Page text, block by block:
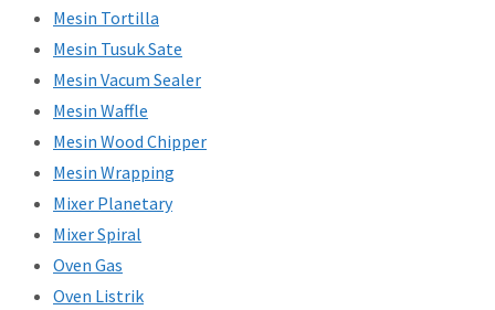
Mesin Tortilla
Mesin Tusuk Sate
Mesin Vacum Sealer
Mesin Waffle
Mesin Wood Chipper
Mesin Wrapping
Mixer Planetary
Mixer Spiral
Oven Gas
Oven Listrik